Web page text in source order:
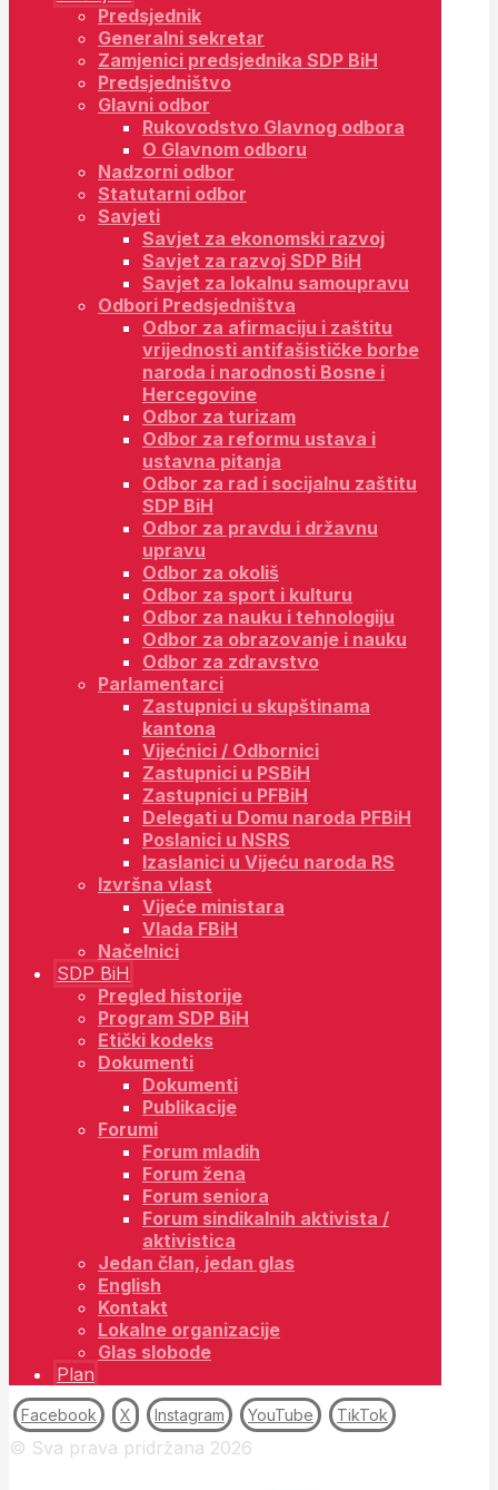
Predsjednik
Generalni sekretar
Zamjenici predsjednika SDP BiH
Predsjedništvo
Glavni odbor
Rukovodstvo Glavnog odbora
O Glavnom odboru
Nadzorni odbor
Statutarni odbor
Savjeti
Savjet za ekonomski razvoj
Savjet za razvoj SDP BiH
Savjet za lokalnu samoupravu
Odbori Predsjedništva
Odbor za afirmaciju i zaštitu
vrijednosti antifašističke borbe
naroda i narodnosti Bosne i
Hercegovine
Odbor za turizam
Odbor za reformu ustava i
ustavna pitanja
Odbor za rad i socijalnu zaštitu
SDP BiH
Odbor za pravdu i državnu
upravu
Odbor za okoliš
Odbor za sport i kulturu
Odbor za nauku i tehnologiju
Odbor za obrazovanje i nauku
Odbor za zdravstvo
Parlamentarci
Zastupnici u skupštinama
kantona
Vijećnici / Odbornici
Zastupnici u PSBiH
Zastupnici u PFBiH
Delegati u Domu naroda PFBiH
Poslanici u NSRS
Izaslanici u Vijeću naroda RS
Izvršna vlast
Vijeće ministara
Vlada FBiH
Načelnici
SDP BiH
Pregled historije
Program SDP BiH
Etički kodeks
Dokumenti
Dokumenti
Publikacije
Forumi
Forum mladih
Forum žena
Forum seniora
Forum sindikalnih aktivista /
aktivistica
Jedan član, jedan glas
English
Kontakt
Lokalne organizacije
Glas slobode
Plan
Facebook X Instagram YouTube TikTok
© Sva prava pridržana 2026